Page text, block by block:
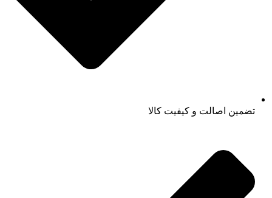
تضمین اصالت و کیفیت کالا